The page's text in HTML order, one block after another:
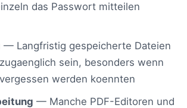
das Passwort mitteilen
— Langfristig gespeicherte Dateien
sein, besonders wenn
werden koennten
— Manche PDF-Editoren und